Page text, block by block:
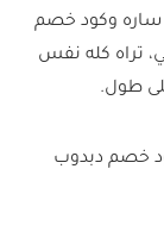
ساره وكود خصم
تراه كله نفس
خصم دبدوب